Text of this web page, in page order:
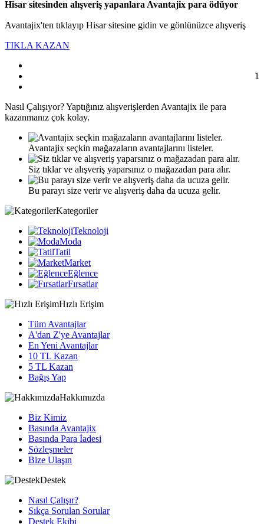
Hisar sitesinden alışveriş yapanlara Avantajix para ödüyor
Avantajix'ten tıklayıp Hisar sitesine gidin ve gönlünüzce alışveriş
TIKLA KAZAN
1
Nasıl Çalışıyor?Yaptığınız alışverişlerden Avantajix ile para
kazanmanız çok kolay.
Avantajix seçkin mağazaların avantajlarını listeler.
Siz tıklar ve alışveriş yaparsınız o mağazadan para alır.
Bu parayı size verir ve alışveriş daha da ucuza gelir.
Kategoriler
Teknoloji
Moda
Tatil
Market
Eğlence
Fırsatlar
Hızlı Erişim
Tüm Avantajlar
A'dan Z'ye Avantajlar
En Yeni Avantajlar
10 TL Kazan
5 TL Kazan
Bağış Yap
Hakkımızda
Biz Kimiz
Basında Avantajix
Basında Para İadesi
Sözleşmeler
Bize Ulaşın
Destek
Nasıl Çalışır?
Sıkça Sorulan Sorular
Destek Ekibi